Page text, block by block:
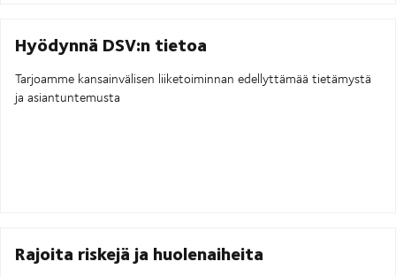
Hyödynnä DSV:n tietoa
Tarjoamme kansainvälisen liiketoiminnan edellyttämää tietämystä
ja asiantuntemusta
Rajoita riskejä ja huolenaiheita